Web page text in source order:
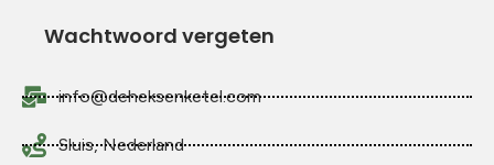
Wachtwoord vergeten
info@deheksenketel.com
Sluis, Nederland